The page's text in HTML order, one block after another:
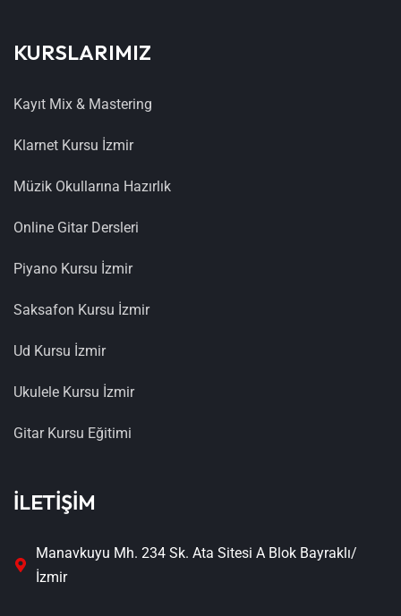
KURSLARIMIZ
Kayıt Mix & Mastering
Klarnet Kursu İzmir
Müzik Okullarına Hazırlık
Online Gitar Dersleri
Piyano Kursu İzmir
Saksafon Kursu İzmir
Ud Kursu İzmir
Ukulele Kursu İzmir
Gitar Kursu Eğitimi
İLETİŞİM
Manavkuyu Mh. 234 Sk. Ata Sitesi A Blok Bayraklı/
İzmir